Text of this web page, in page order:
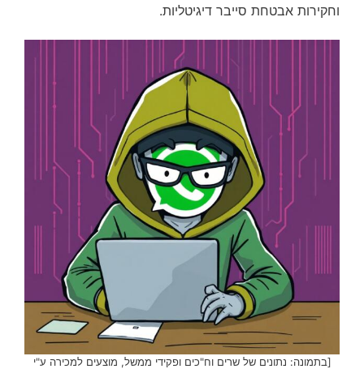
וחקירות אבטחת סייבר דיגיטליות.
[בתמונה: נתונים של שרים וח"כים ופקידי ממשל, מוצעים למכירה ע"י